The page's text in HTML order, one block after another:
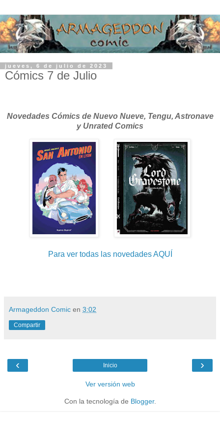
jueves, 6 de julio de 2023
Cómics 7 de Julio
Novedades Cómics de Nuevo Nueve, Tengu, Astronave
y Unrated Comics
Para ver todas las novedades AQUÍ
Armageddon Comic en 3:02
Compartir
‹ ›
Inicio
Ver versión web
Con la tecnología de Blogger.